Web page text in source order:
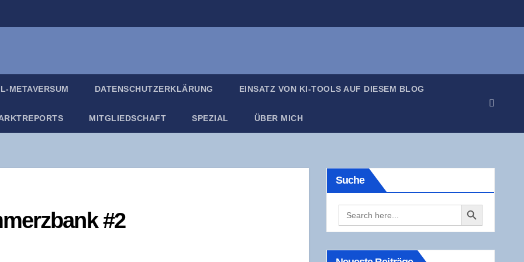
META­VER­SUM DATEN­SCHUTZ­ER­KLÄ­RUNG EIN­SATZ VON KI-TOOLS AUF DIE­SEM BLOG
MIT­GLIED­SCHAFT SPE­ZI­AL ÜBER MICH
#2
Suche
Search
for:
Search Button